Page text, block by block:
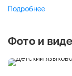
и весьма
увлекательной
Подробнее
Фото и